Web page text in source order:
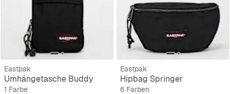
Eastpak
Umhängetasche Buddy
1 Farbe
Eastpak
Hipbag Springer
6 Farben